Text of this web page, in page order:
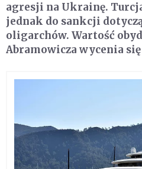
agresji na Ukrainę.
jednak do sankcji
oligarchów. Wartość
Abramowicza wycenia